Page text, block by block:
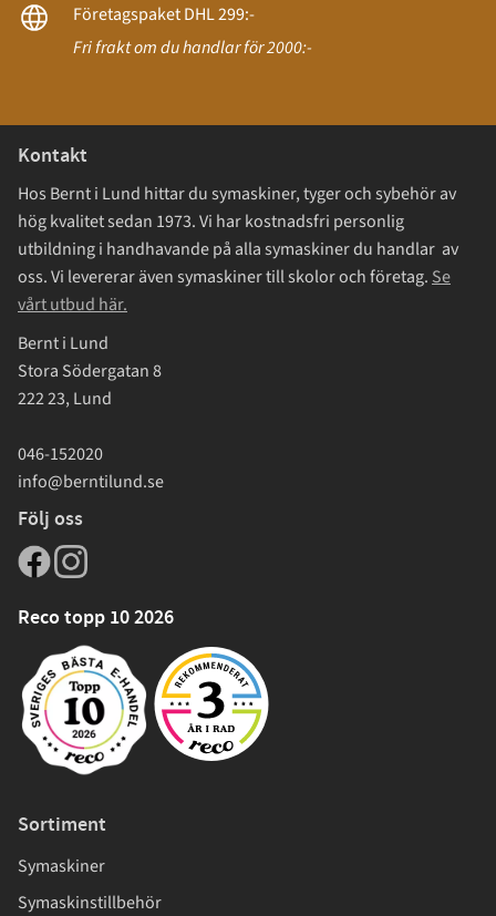
Företagspaket DHL 299:-
Fri frakt om du handlar för 2000:-
Kontakt
Hos Bernt i Lund hittar du symaskiner, tyger och sybehör av
hög kvalitet sedan 1973. Vi har kostnadsfri personlig
utbildning i handhavande på alla symaskiner du handlar av
oss. Vi levererar även symaskiner till skolor och företag. Se
vårt utbud här.
Bernt i Lund
Stora Södergatan 8
222 23, Lund
046-152020
info@berntilund.se
Följ oss
Reco topp 10 2026
Sortiment
Symaskiner
Symaskinstillbehör